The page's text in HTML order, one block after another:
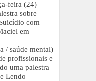
feira (24)
sobre
com
em
/ saúde mental)
profissionais e
uma palestra
Lendo